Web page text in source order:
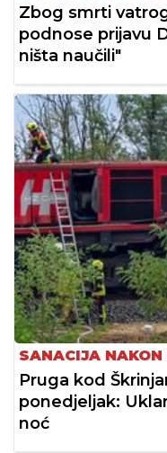
Zbog smrti
podnose prijavu
ništa naučili"
SANACIJA NAKON
Pruga kod
ponedjeljak:
noć